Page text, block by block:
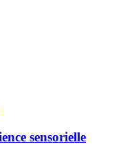
sensorielle